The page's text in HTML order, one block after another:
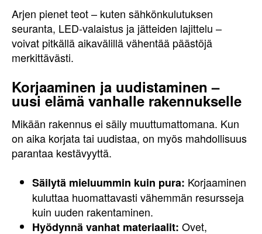
Arjen pienet teot – kuten sähkönkulutuksen
seuranta, LED-valaistus ja jätteiden lajittelu –
voivat pitkällä aikavälillä vähentää päästöjä
merkittävästi.
Korjaaminen ja uudistaminen –
uusi elämä vanhalle rakennukselle
Mikään rakennus ei säily muuttumattomana. Kun
on aika korjata tai uudistaa, on myös mahdollisuus
parantaa kestävyyttä.
Säilytä mieluummin kuin pura: Korjaaminen
kuluttaa huomattavasti vähemmän resursseja
kuin uuden rakentaminen.
Hyödynnä vanhat materiaalit: Ovet,